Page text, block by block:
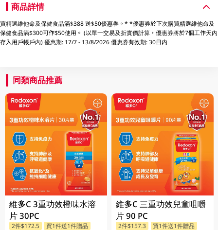
商品詳情
買精選維他命及保健食品滿$388 送$50優惠券。* *優惠券於下次購買精選維他命及
保健食品滿$300可作$50使用。 (以單一交易及折實價計算，優惠券將於7個工作天內
存入用戶帳戶內) 優惠期: 17/7 - 13/8/2026 優惠券有效期: 30日内
同類商品推薦
維多C 3重功效橙味水溶
片 30PC
2件$172.5 買1件送1件贈品
維多C 三重功效兒童咀嚼
片 90 PC
2件$157.3 買1件送1件贈品